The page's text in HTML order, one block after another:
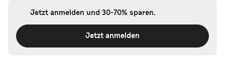
Jetzt anmelden und 30-70% sparen.
Jetzt anmelden